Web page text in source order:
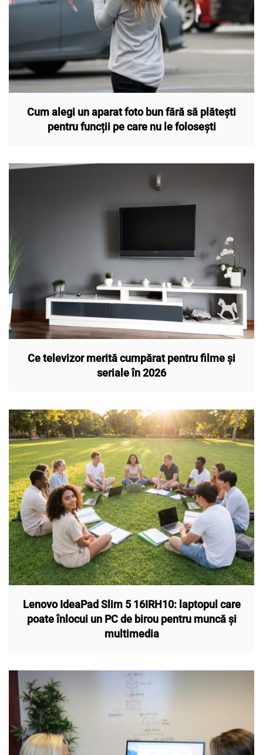
Cum alegi un aparat foto bun fără să plătești
pentru funcții pe care nu le folosești
Ce televizor merită cumpărat pentru filme și
seriale în 2026
Lenovo IdeaPad Slim 5 16IRH10: laptopul care
poate înlocui un PC de birou pentru muncă și
multimedia